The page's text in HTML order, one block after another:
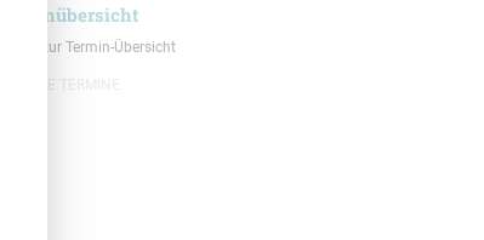
Terminübersicht
Zurück zur Termin-Übersicht
ALLE TERMINE